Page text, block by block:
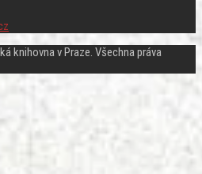
knihovna v Praze. Všechna práva